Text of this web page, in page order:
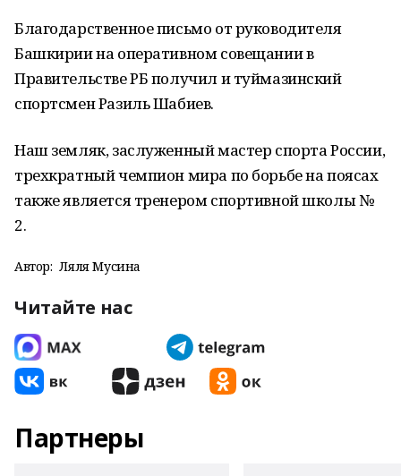
Благодарственное письмо от руководителя
Башкирии на оперативном совещании в
Правительстве РБ получил и туймазинский
спортсмен Разиль Шабиев.
Наш земляк, заслуженный мастер спорта России,
трехкратный чемпион мира по борьбе на поясах
также является тренером спортивной школы №
2.
Автор: Ляля Мусина
Читайте нас
Партнеры